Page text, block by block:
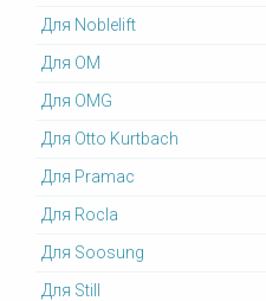
Для Noblelift
Для OM
Для OMG
Для Otto Kurtbach
Для Pramac
Для Rocla
Для Soosung
Для Still